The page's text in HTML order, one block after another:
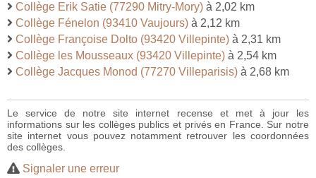
Collège Erik Satie (77290 Mitry-Mory) à 2,02 km
Collège Fénelon (93410 Vaujours) à 2,12 km
Collège Françoise Dolto (93420 Villepinte) à 2,31 km
Collège les Mousseaux (93420 Villepinte) à 2,54 km
Collège Jacques Monod (77270 Villeparisis) à 2,68 km
Le service de notre site internet recense et met à jour les
informations sur les collèges publics et privés en France. Sur notre
site internet vous pouvez notamment retrouver les coordonnées
des collèges.
Signaler une erreur